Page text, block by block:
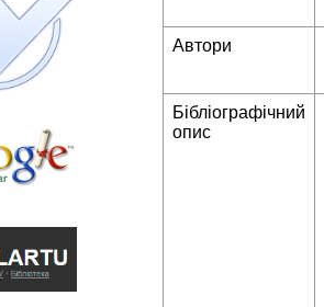
Автори
Бібліографічний
опис